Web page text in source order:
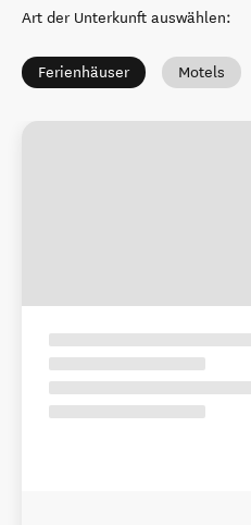
Art der Unterkunft auswählen:
Ferienhäuser Motels